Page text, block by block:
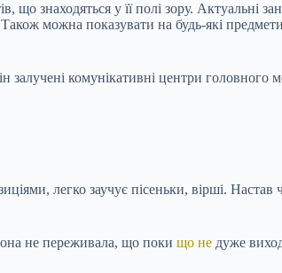
що знаходяться у її полі зору. Актуальні
можна показувати на будь-які
залучені комунікативні центри головного
легко заучує пісеньки, вірші. Настав
не переживала, що поки що не дуже